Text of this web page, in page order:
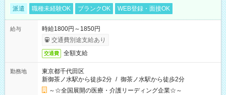
派遣 職種未経験OK ブランクOK WEB登録・面接OK
給与
時給1800円～1850円
交通費別途支給あり
交通費 全額支給
勤務地
東京都千代田区
新御茶ノ水駅から徒歩2分 / 御茶ノ水駅から徒歩2分
～☆全国展開の医療・介護リーディング企業☆～